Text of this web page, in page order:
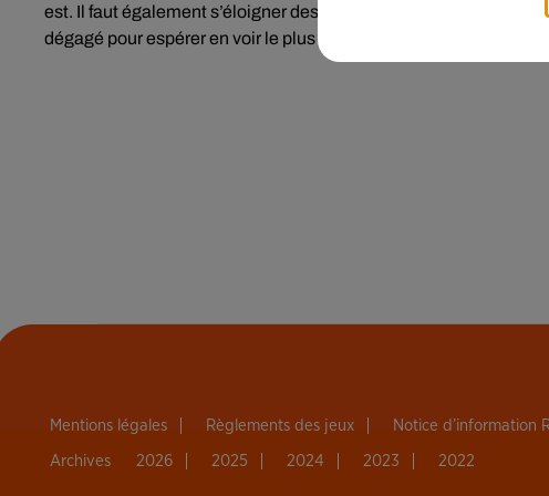
est. Il faut également s’éloigner des grandes villes, et de la
dégagé pour espérer en voir le plus possible.
Mentions légales Règlements des jeux Notice d’information
Archives 2026 2025 2024 2023 2022